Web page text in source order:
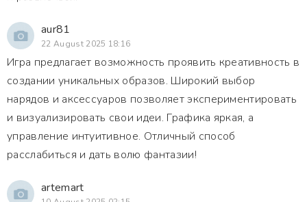
aur81
22 August 2025 18:16
Игра предлагает возможность проявить креативность в
создании уникальных образов. Широкий выбор
нарядов и аксессуаров позволяет экспериментировать
и визуализировать свои идеи. Графика яркая, а
управление интуитивное. Отличный способ
расслабиться и дать волю фантазии!
artemart